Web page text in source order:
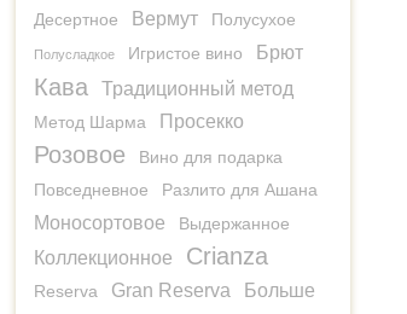
Десертное
Вермут Полусухое
Полусладкое Игристое вино Брют
Кава Традиционный метод
Метод Шарма Просекко
Розовое
Вино для подарка
Повседневное
Разлито для Ашана
Моносортовое Выдержанное
Коллекционное Crianza
Reserva Gran Reserva
Больше